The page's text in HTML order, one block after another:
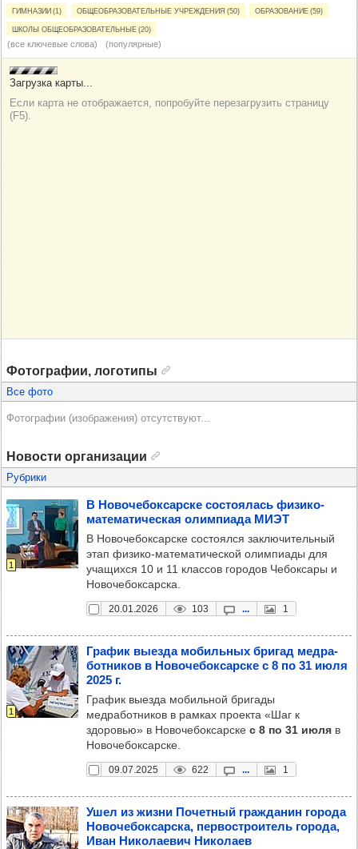
Гимназии (1) Общеобразовательные учреждения (50)
Образование (59)
Школы общеобразовательные (20)
(все ключевые слова) (популярные)
Фотографии, логотипы
Все фото
Фотографии (изображения) отсутствуют...
Новости организации
Рубрики
1
В Ново­че­бок­сар­ске сос­то­ялась физико-
мате­ма­ти­чес­кая олим­пи­ада МИЭТ
В Новочебоксарске состоялся заключительный
этап физико-математической олимпиады для
учащихся 10 и 11 классов городов Чебоксары и
Новочебоксарска.
20.01.2026 103 ... 1
1
Гра­фик выезда мобиль­ных бри­гад мед­ра­
бот­ни­ков в Ново­че­бок­сар­ске с 8 по 31 июля
2025 г.
График выезда мобильной бригады
медработников в рамках проекта «Шаг к
здоровью» в Новочебоксарске с 8 по 31 июля в
Новочебоксарске.
09.07.2025 622 ... 1
Ушел из жизни Почет­ный граж­да­нин города
Ново­че­бок­сар­ска, пер­вос­тро­итель города,
Иван Нико­ла­евич Нико­лаев